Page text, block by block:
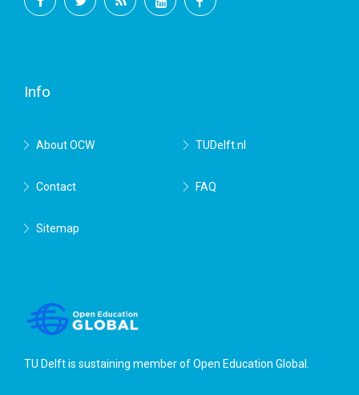
Info
About OCW TUDelft.nl
Contact FAQ
Sitemap
TU Delft is sustaining member ofOpen Education Global